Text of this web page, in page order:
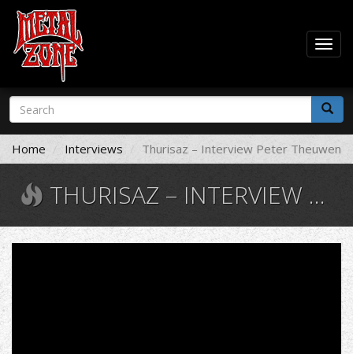
Skip
main
content
Search
form
Search
Home Interviews Thurisaz – Interview Peter Theuwen
THURISAZ – INTERVIEW PETER THEUWEN